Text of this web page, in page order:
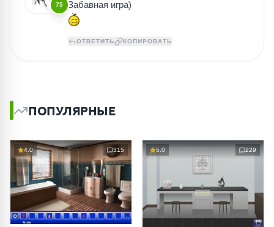
75 Забавная игра)
ОТВЕТИТЬ КОПИРОВАТЬ
ПОПУЛЯРНЫЕ
4.0 315 5.0 229